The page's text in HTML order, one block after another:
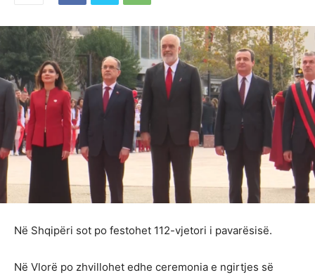
Në Shqipëri sot po festohet 112-vjetori i pavarësisë.
Në Vlorë po zhvillohet edhe ceremonia e ngirtjes së